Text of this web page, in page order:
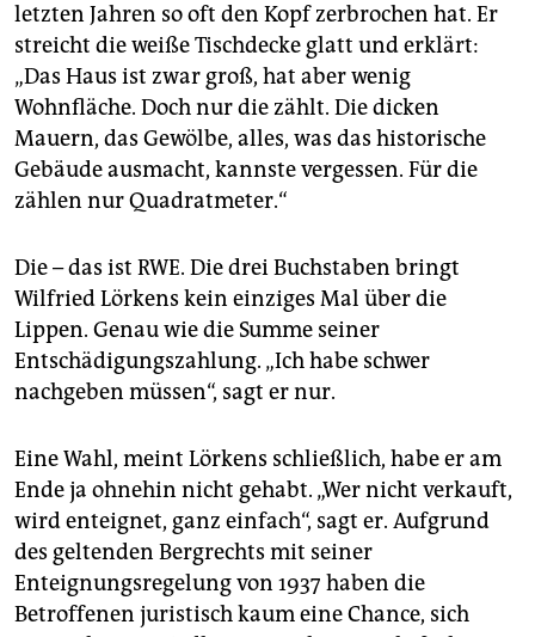
letzten Jahren so oft den Kopf zerbrochen hat. Er
streicht die weiße Tischdecke glatt und erklärt:
„Das Haus ist zwar groß, hat aber wenig
Wohnfläche. Doch nur die zählt. Die dicken
Mauern, das Gewölbe, alles, was das historische
Gebäude ausmacht, kannste vergessen. Für die
zählen nur Quadratmeter.“
Die – das ist RWE. Die drei Buchstaben bringt
Wilfried Lörkens kein einziges Mal über die
Lippen. Genau wie die Summe seiner
Entschädigungszahlung. „Ich habe schwer
nachgeben müssen“, sagt er nur.
Eine Wahl, meint Lörkens schließlich, habe er am
Ende ja ohnehin nicht gehabt. „Wer nicht verkauft,
wird enteignet, ganz einfach“, sagt er. Aufgrund
des geltenden Bergrechts mit seiner
Enteignungsregelung von 1937 haben die
Betroffenen juristisch kaum eine Chance, sich